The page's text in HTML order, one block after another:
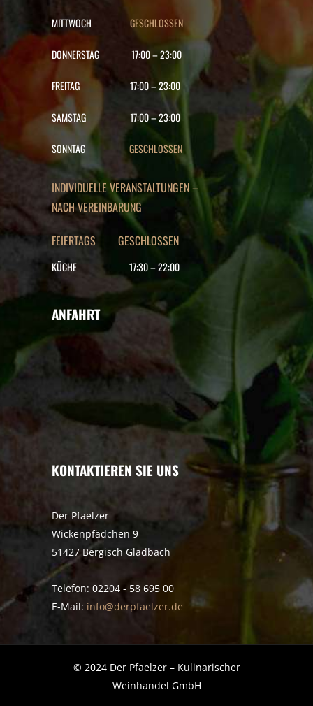
MITTWOCH GESCHLOSSEN
DONNERSTAG 17:00–23:00
FREITAG 17:00–23:00
SAMSTAG 17:00–23:00
SONNTAG GESCHLOSSEN
INDIVIDUELLE VERANSTALTUNGEN –
NACH VEREINBARUNG
FEIERTAGS GESCHLOSSEN
KÜCHE 17:30–22:00
ANFAHRT
KONTAKTIEREN SIE UNS
Der Pfaelzer
Wickenpfädchen 9
51427 Bergisch Gladbach
Telefon: 02204 - 58 695 00
E-Mail: info@derpfaelzer.de
© 2024 Der Pfaelzer – Kulinarischer
Weinhandel GmbH